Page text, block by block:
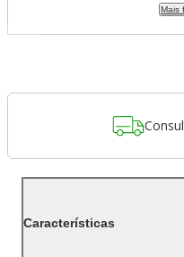
Mais
Características